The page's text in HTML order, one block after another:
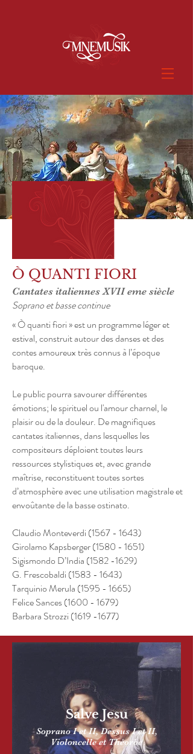
Ò QUANTI FIORI
Cantates italiennes XVII eme siècle
Soprano et basse continue
« Ò quanti fiori » est un programme léger et
estival, construit autour des danses et des
contes amoureux très connus à l’époque
baroque.
Le public pourra savourer différentes
émotions; le spirituel ou l'amour charnel, le
plaisir ou de la douleur. De magnifiques
cantates italiennes, dans lesquelles les
compositeurs déploient toutes leurs
ressources stylistiques et, avec grande
maîtrise, reconstituent toutes sortes
d’atmosphère avec une utilisation magistrale et
envoûtante de la basse ostinato.
Claudio Monteverdi (1567 - 1643)
Girolamo Kapsberger(1580 - 1651)
Sigismondo D’India (1582 -1629)
G. Frescobaldi (1583 - 1643)
Tarquinio Merula (1595 - 1665)
Felice Sances(1600 - 1679)
Barbara Strozzi (1619 -1677)
Salve Jesu
Soprano I et II, Dessus I et II,
Violoncelle et Théorbe